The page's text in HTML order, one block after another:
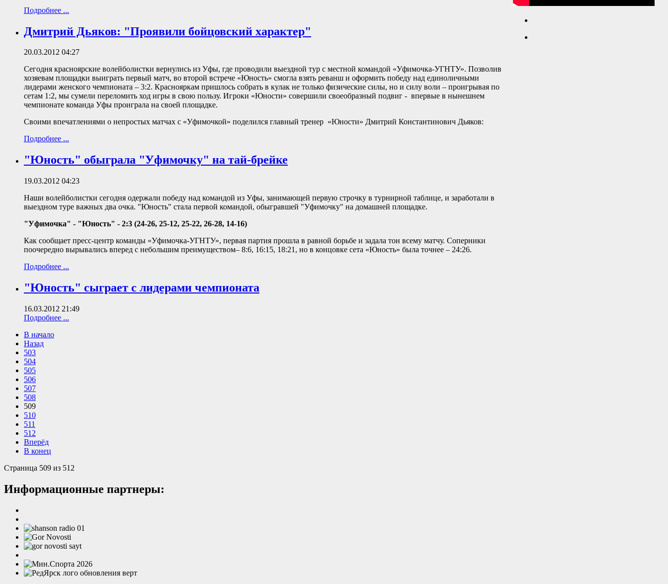
Подробнее ...
Дмитрий Дьяков: "Проявили бойцовский характер"
20.03.2012 04:27
Сегодня красноярские волейболистки вернулись из Уфы, где проводили выездной тур с местной командой «Уфимочка-УГНТУ». Позволив
хозяевам площадки выиграть первый матч, во второй встрече «Юность» смогла взять реванш и оформить победу над единоличными
лидерами женского чемпионата – 3:2. Краснояркам пришлось собрать в кулак не только физические силы, но и силу воли – проигрывая по
сетам 1:2, мы сумели переломить ход игры в свою пользу. Игроки «Юности» совершили своеобразный подвиг - впервые в нынешнем
чемпионате команда Уфы проиграла на своей площадке.
Своими впечатлениями о непростых матчах с «Уфимочкой» поделился главный тренер «Юности» Дмитрий Константинович Дьяков:
Подробнее ...
"Юность" обыграла "Уфимочку" на тай-брейке
19.03.2012 04:23
Наши волейболистки сегодня одержали победу над командой из Уфы, занимающей первую строчку в турнирной таблице, и заработали в
выездном туре важных два очка. "Юность" стала первой командой, обыгравшей "Уфимочку" на домашней площадке.
"Уфимочка" - "Юность" - 2:3 (24-26, 25-12, 25-22, 26-28, 14-16)
Как сообщает пресс-центр команды «Уфимочка-УГНТУ», первая партия прошла в равной борьбе и задала тон всему матчу. Соперники
поочередно вырывались вперед с небольшим преимуществом– 8:6, 16:15, 18:21, но в концовке сета «Юность» была точнее – 24:26.
Подробнее ...
"Юность" сыграет с лидерами чемпионата
16.03.2012 21:49
Подробнее ...
В начало
Назад
503
504
505
506
507
508
509
510
511
512
Вперёд
В конец
Страница 509 из 512
Информационные партнеры: